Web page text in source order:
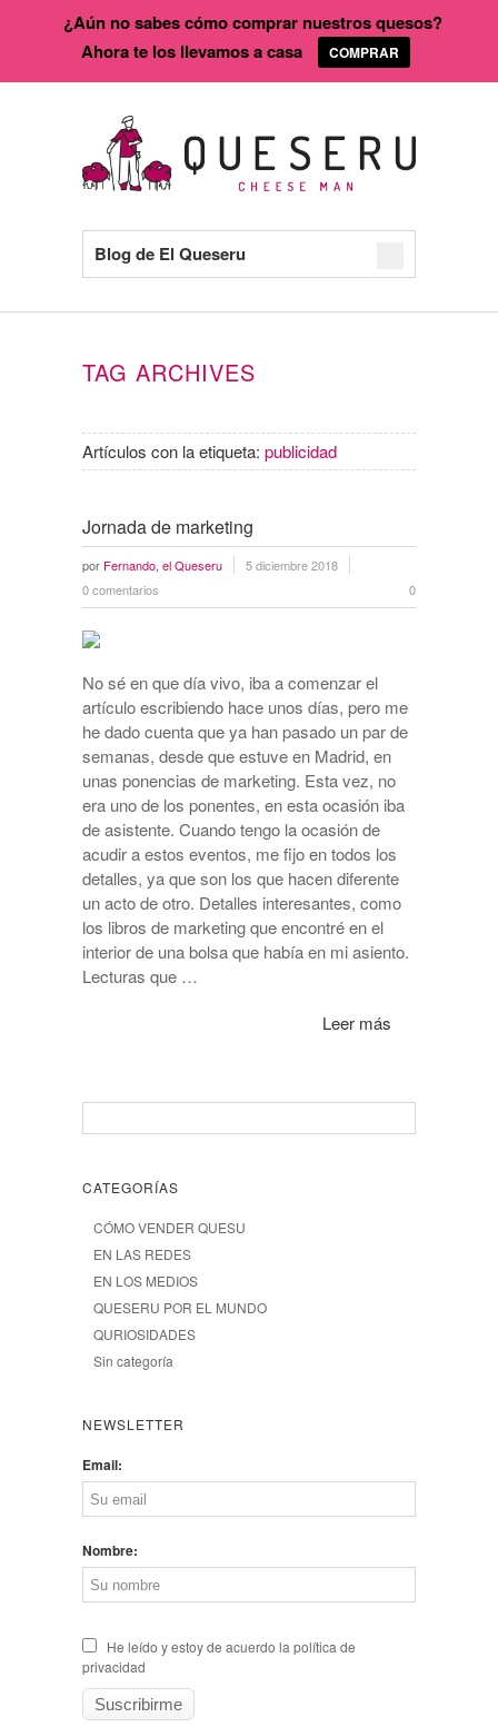
Blog de El Queseru
TAG ARCHIVES
Artículos con la etiqueta: publicidad
Jornada de marketing
por Fernando, el Queseru
5 diciembre 2018
0 comentarios
0
No sé en que día vivo, iba a comenzar el
artículo escribiendo hace unos días, pero me
he dado cuenta que ya han pasado un par de
semanas, desde que estuve en Madrid, en
unas ponencias de marketing. Esta vez, no
era uno de los ponentes, en esta ocasión iba
de asistente. Cuando tengo la ocasión de
acudir a estos eventos, me fijo en todos los
detalles, ya que son los que hacen diferente
un acto de otro. Detalles interesantes, como
los libros de marketing que encontré en el
interior de una bolsa que había en mi asiento.
Lecturas que …
Leer más
CATEGORÍAS
CÓMO VENDER QUESU
EN LAS REDES
EN LOS MEDIOS
QUESERU POR EL MUNDO
QURIOSIDADES
Sin categoría
NEWSLETTER
Email:
Nombre:
He leído y estoy de acuerdo la política de
privacidad
¿Aún no sabes cómo comprar nuestros quesos?
Ahora te los llevamos a casa
COMPRAR